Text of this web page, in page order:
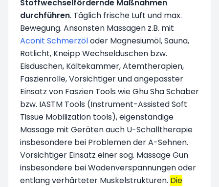
Stoffwechselfördernde Maßnahmen
durchführen. Täglich frische Luft und max.
Bewegung. Ansonsten Massagen z.B. mit
Aconit Schmerzöloder Magnesiumöl, Sauna,
Rotlicht, Kneipp Wechselduschen bzw.
Eisduschen, Kältekammer, Atemtherapien,
Faszienrolle, Vorsichtiger und angepasster
Einsatz von Faszien Tools wie Ghu Sha Schaber
bzw. IASTM Tools (Instrument-Assisted Soft
Tissue Mobilization tools), eigenständige
Massage mit Geräten auch U-Schalltherapie
insbesondere bei Problemen der A-Sehnen.
Vorsichtiger Einsatz einer sog. Massage Gun
insbesondere bei Wadenverspannungen oder
entlang verhärteter Muskelstrukturen. Die